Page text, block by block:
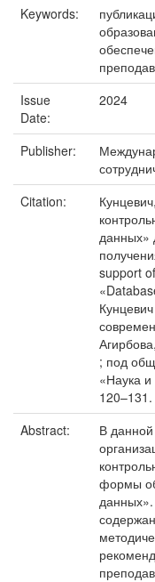
Keywords:
Issue
Date:
2024
Publisher:
Citation:
данных»
support
; под
«Наука
120–131.
Abstract:
В
формы
данных».